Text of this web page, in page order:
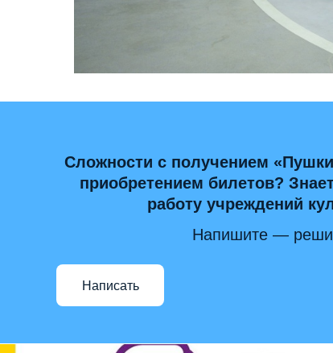
Сложности с получением
приобретением билетов?
работу учреждений
Напишите —
Написать